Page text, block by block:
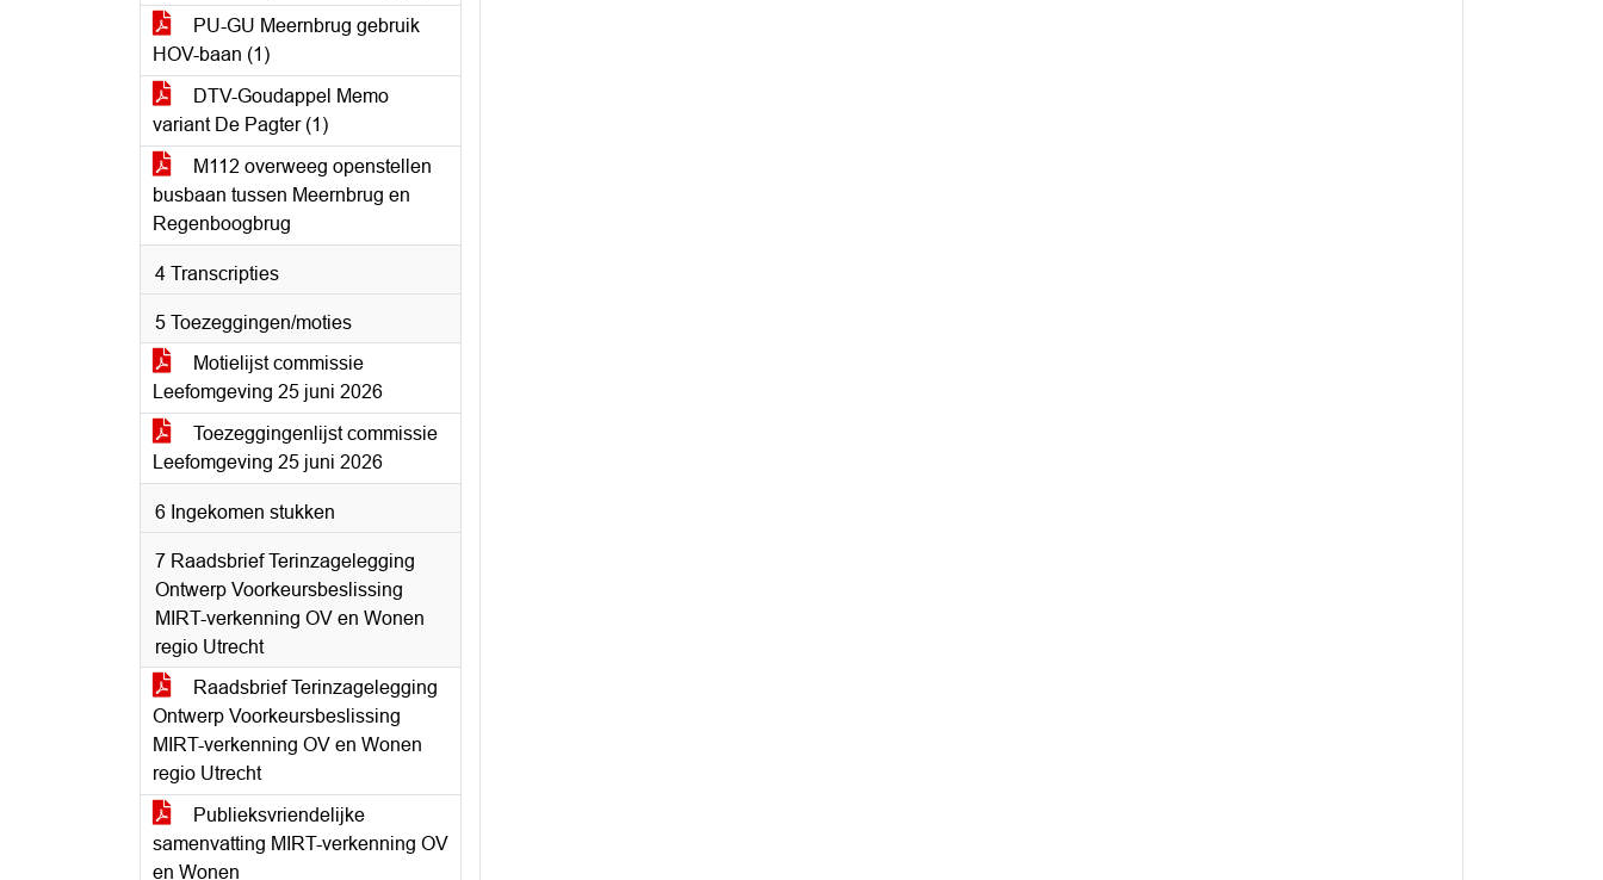
PU-GU Meernbrug gebruik
HOV-baan (1)
DTV-Goudappel Memo
variant De Pagter (1)
M112 overweeg openstellen
busbaan tussen Meernbrug en
Regenboogbrug
4 Transcripties
5 Toezeggingen/moties
Motielijst commissie
Leefomgeving 25 juni 2026
Toezeggingenlijst commissie
Leefomgeving 25 juni 2026
6 Ingekomen stukken
7 Raadsbrief Terinzagelegging
Ontwerp Voorkeursbeslissing
MIRT-verkenning OV en Wonen
regio Utrecht
Raadsbrief Terinzagelegging
Ontwerp Voorkeursbeslissing
MIRT-verkenning OV en Wonen
regio Utrecht
Publieksvriendelijke
samenvatting MIRT-verkenning OV
en Wonen